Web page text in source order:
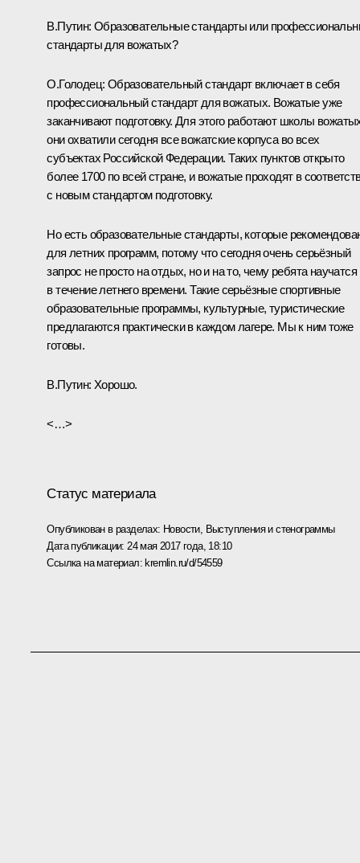
В.Путин: Образовательные стандарты или
стандарты для вожатых?
О.Голодец: Образовательный стандарт включает в себя
профессиональный стандарт для вожатых. Вожатые уже
заканчивают подготовку. Для этого работают школы
они охватили сегодня все вожатские корпуса во всех
субъектах Российской Федерации. Таких пунктов открыто
более 1700 по всей стране, и вожатые проходят в
с новым стандартом подготовку.
Но есть образовательные стандарты, которые
для летних программ, потому что сегодня очень серьёзный
запрос не просто на отдых, но и на то, чему ребята научатся
в течение летнего времени. Такие серьёзные спортивные
образовательные программы, культурные, туристические
предлагаются практически в каждом лагере. Мы к ним тоже
готовы.
В.Путин: Хорошо.
<…>
Статус материала
Опубликован в разделах: Новости, Выступления и стенограммы
Дата публикации: 24 мая 2017 года, 18:10
Ссылка на материал: kremlin.ru/d/54559